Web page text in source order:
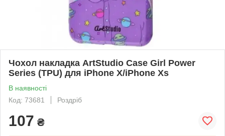
Чохол накладка ArtStudio Case Girl Power
Series (TPU) для iPhone X/iPhone Xs
В наявності
Код: 73681
Роздріб
107 ₴